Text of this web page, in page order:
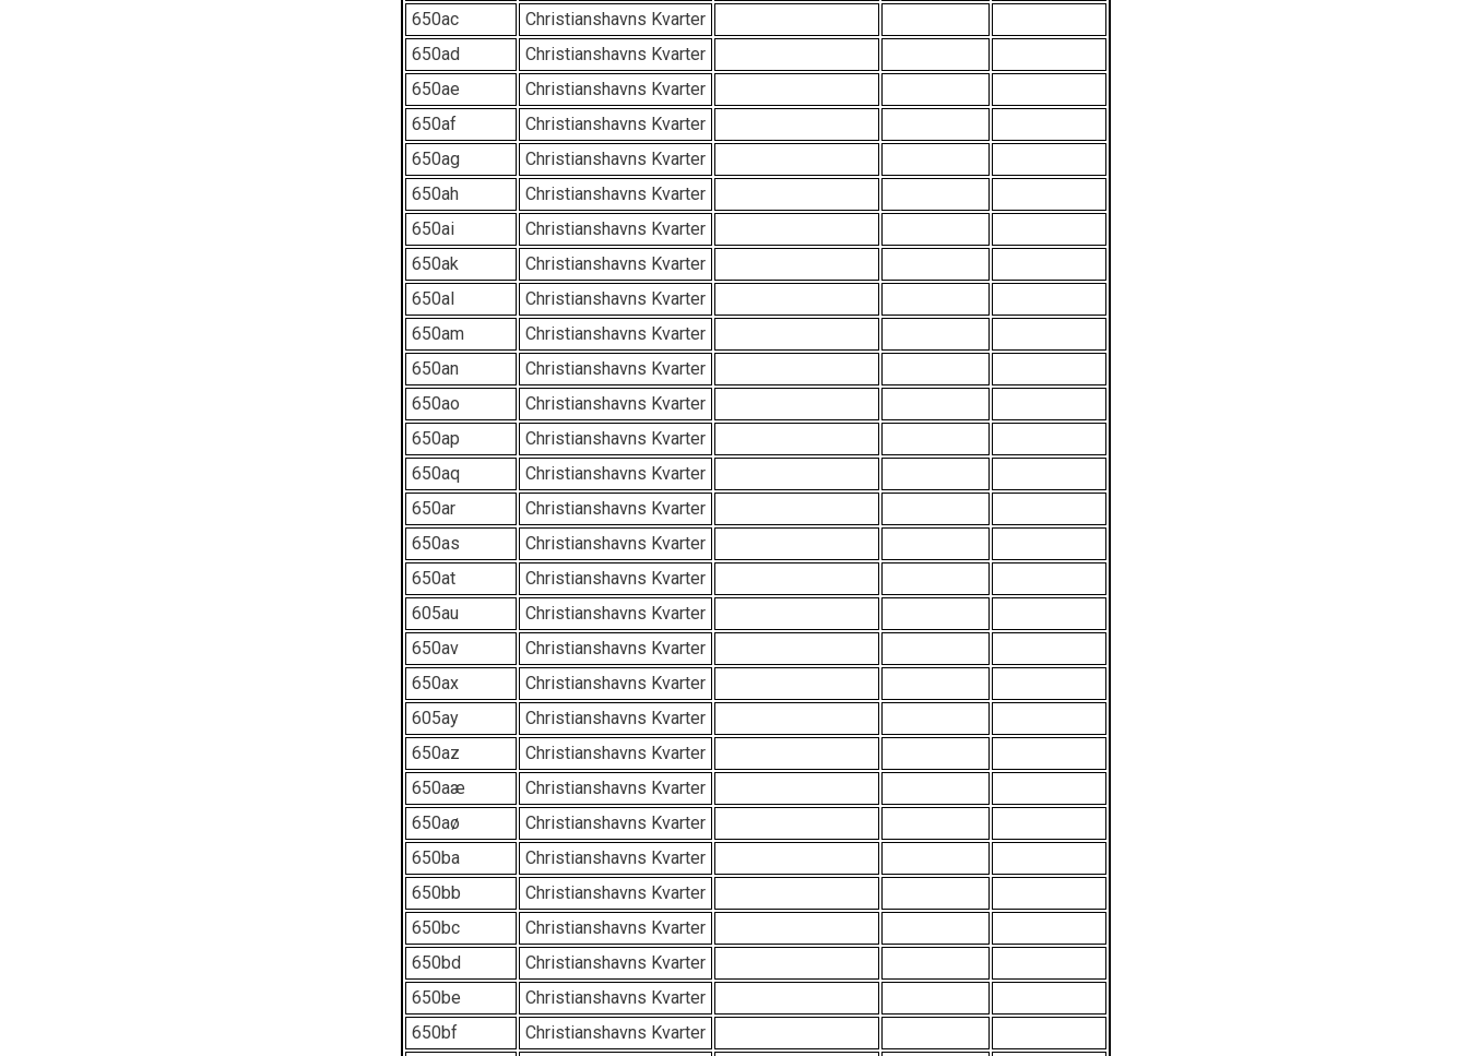
650ac
Christianshavns Kvarter
650ad
Christianshavns Kvarter
650ae
Christianshavns Kvarter
650af
Christianshavns Kvarter
650ag
Christianshavns Kvarter
650ah
Christianshavns Kvarter
650ai
Christianshavns Kvarter
650ak
Christianshavns Kvarter
650al
Christianshavns Kvarter
650am
Christianshavns Kvarter
650an
Christianshavns Kvarter
650ao
Christianshavns Kvarter
650ap
Christianshavns Kvarter
650aq
Christianshavns Kvarter
650ar
Christianshavns Kvarter
650as
Christianshavns Kvarter
650at
Christianshavns Kvarter
605au
Christianshavns Kvarter
650av
Christianshavns Kvarter
650ax
Christianshavns Kvarter
605ay
Christianshavns Kvarter
650az
Christianshavns Kvarter
650aæ
Christianshavns Kvarter
650aø
Christianshavns Kvarter
650ba
Christianshavns Kvarter
650bb
Christianshavns Kvarter
650bc
Christianshavns Kvarter
650bd
Christianshavns Kvarter
650be
Christianshavns Kvarter
650bf
Christianshavns Kvarter